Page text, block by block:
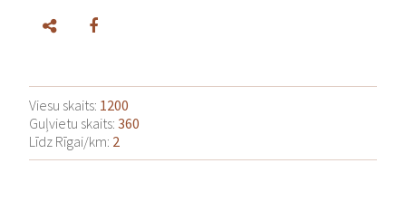
KĀZU SALDUMI
KĀZU TRANSPORTS
KĀZU UZVALKI
KĀZU VADĪTĀJI
KĀZU VIDEO
Viesu skaits: 1200
Guļvietu skaits: 360
Līdz Rīgai/km: 2